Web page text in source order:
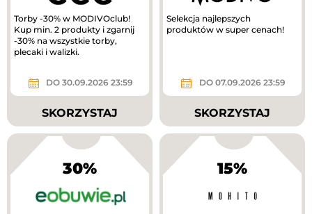
Torby -30% w MODIVOclub!
Kup min. 2 produkty i zgarnij
-30% na wszystkie torby,
plecaki i walizki.
DO 30.09.2026 23:59
SKORZYSTAJ
Selekcja najlepszych
produktów w super cenach!
DO 07.09.2026 23:59
SKORZYSTAJ
30% 15%